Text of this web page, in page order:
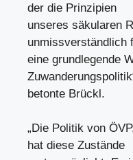
der die Prinzipien
unseres säkularen
unmissverständlich
eine grundlegende
betonte Brückl.
„Die Politik von
hat diese Zustände